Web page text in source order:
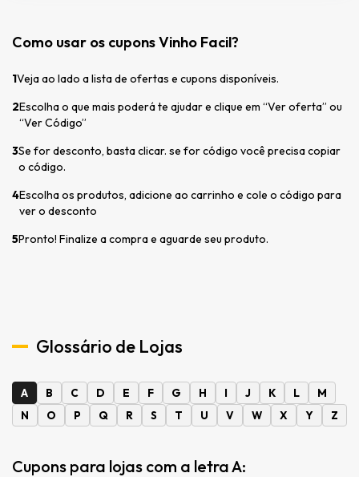
Como usar os cupons Vinho Facil?
1Veja ao lado a lista de ofertas e cupons disponíveis.
2Escolha o que mais poderá te ajudar e clique em “Ver oferta” ou
“Ver Código”
3Se for desconto, basta clicar. se for código você precisa copiar
o código.
4Escolha os produtos, adicione ao carrinho e cole o código para
ver o desconto
5Pronto! Finalize a compra e aguarde seu produto.
Glossário de Lojas
A B C D E F G H I J K L
M
N
O P Q R S T U V W X Y Z
Cupons para lojas com a letra A: